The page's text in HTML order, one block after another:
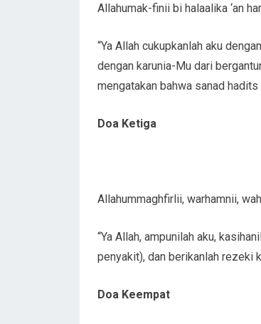
Allahumak-finii bi halaalika ‘an
“Ya Allah cukupkanlah aku
dengan karunia-Mu dari
mengatakan bahwa sanad hadits
Doa Ketiga
Allahummaghfirlii, warhamnii,
“Ya Allah, ampunilah aku,
penyakit), dan berikanlah rezeki
Doa Keempat